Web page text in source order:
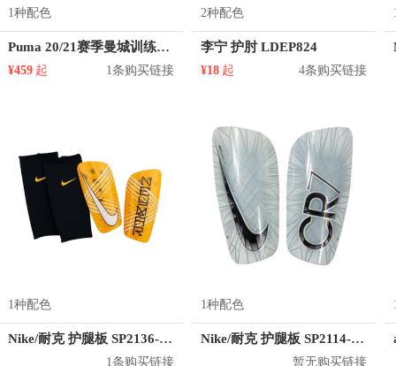
1种配色
Puma 20/21赛季曼城训练比赛防寒运动夹克 男女同款 757899
¥459 起 1条购买链接
2种配色
李宁 护肘 LDEP824
¥18 起 4条购买链接
1种配色
Nike/耐克 护腿板 SP2136-728
1条购买链接
1种配色
Nike/耐克 护腿板 SP2114-100
暂无购买链接